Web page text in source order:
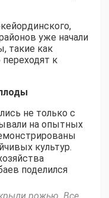
уже начали
такие как
переходят к
не только с
на опытных
культур.
поделился